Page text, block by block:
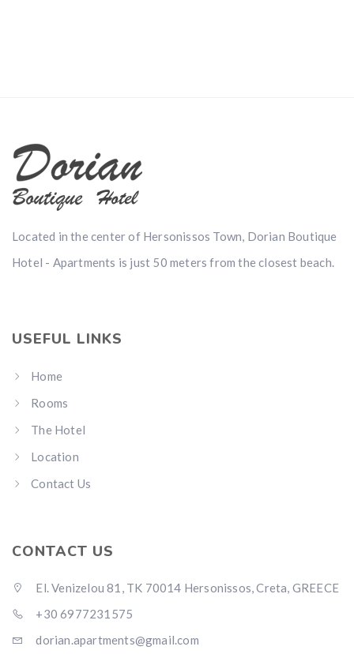
Located in the center of Hersonissos Town, Dorian Boutique
Hotel - Apartments is just 50 meters from the closest beach.
USEFUL LINKS
Home
Rooms
The Hotel
Location
Contact Us
CONTACT US
El. Venizelou 81, TK 70014 Hersonissos, Creta, GREECE
+30 6977231575
dorian.apartments@gmail.com